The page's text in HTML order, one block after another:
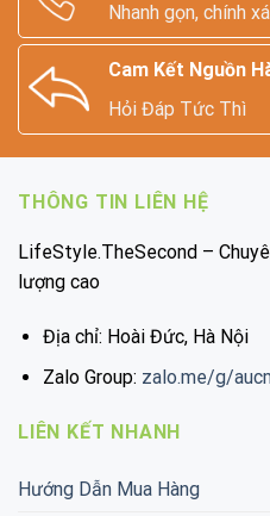
Nhanh gọn, chính
Cam Kết Nguồn
Hỏi Đáp Tức Thì
THÔNG TIN LIÊN HỆ
LifeStyle.TheSecond –
lượng cao
Địa chỉ: Hoài Đức, Hà Nội
Zalo Group: zalo.me/g/
LIÊN KẾT NHANH
Hướng Dẫn Mua Hàng